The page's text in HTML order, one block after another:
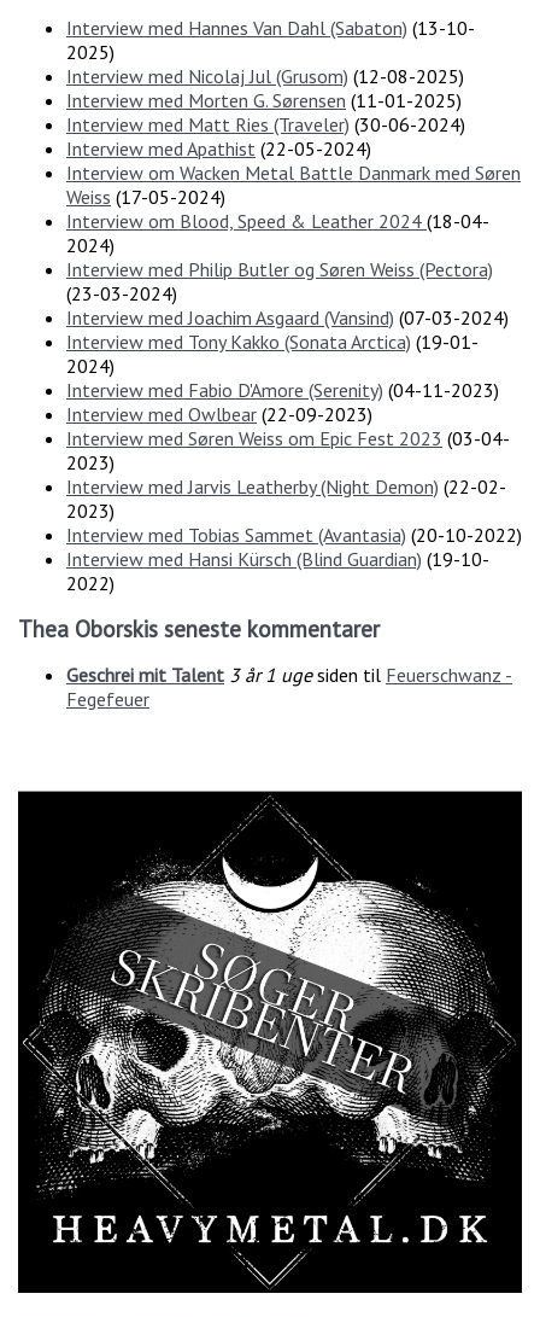
Interview med Hannes Van Dahl (Sabaton) (13-10-
2025)
Interview med Nicolaj Jul (Grusom) (12-08-2025)
Interview med Morten G. Sørensen (11-01-2025)
Interview med Matt Ries (Traveler) (30-06-2024)
Interview med Apathist (22-05-2024)
Interview om Wacken Metal Battle Danmark med Søren
Weiss (17-05-2024)
Interview om Blood, Speed & Leather 2024 (18-04-
2024)
Interview med Philip Butler og Søren Weiss (Pectora)
(23-03-2024)
Interview med Joachim Asgaard (Vansind) (07-03-2024)
Interview med Tony Kakko (Sonata Arctica) (19-01-
2024)
Interview med Fabio D'Amore (Serenity) (04-11-2023)
Interview med Owlbear (22-09-2023)
Interview med Søren Weiss om Epic Fest 2023 (03-04-
2023)
Interview med Jarvis Leatherby (Night Demon) (22-02-
2023)
Interview med Tobias Sammet (Avantasia) (20-10-2022)
Interview med Hansi Kürsch (Blind Guardian) (19-10-
2022)
Thea Oborskis seneste kommentarer
Geschrei mit Talent 3 år 1 ugesiden til Feuerschwanz -
Fegefeuer